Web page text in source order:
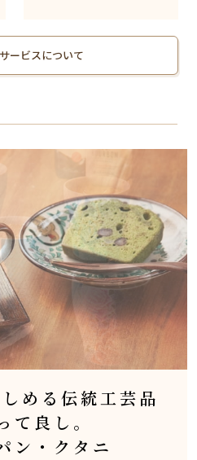
ービスについて
める伝統工芸品
て良し。
ン・クタニ